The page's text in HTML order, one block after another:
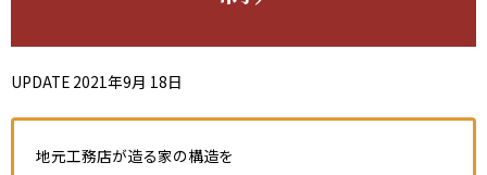
UPDATE 2021年9月 18日
地元工務店が造る家の構造を